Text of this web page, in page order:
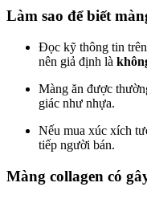
Làm sao để biết
Đọc kỹ thông tin
nên giả định là
Màng ăn được
giác như nhựa.
Nếu mua xúc xích
tiếp người bán.
Màng collagen có